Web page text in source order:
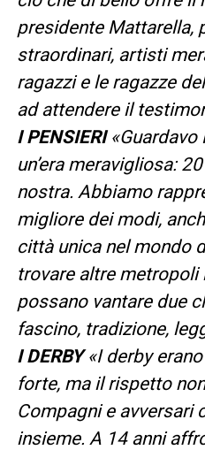
presidente Mattarella,
straordinari, artisti
ragazzi e le ragazze
ad attendere il
I PENSIERI«Guardavo
un’era meravigliosa:
nostra. Abbiamo
migliore dei modi,
città unica nel mondo
trovare altre metropoli
possano vantare due
fascino, tradizione,
I DERBY«I derby
forte, ma il rispetto
Compagni e avversari
insieme. A 14 anni